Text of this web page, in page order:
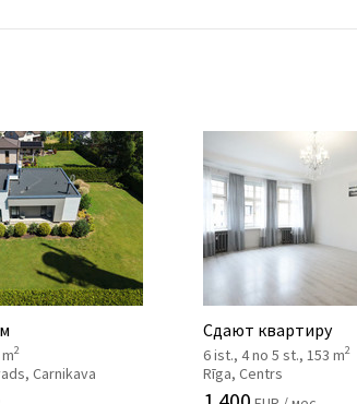
2
Carnikava
Сдают квартиру
6 ist., 4 no 5 st., 153 m2
Rīga, Centrs